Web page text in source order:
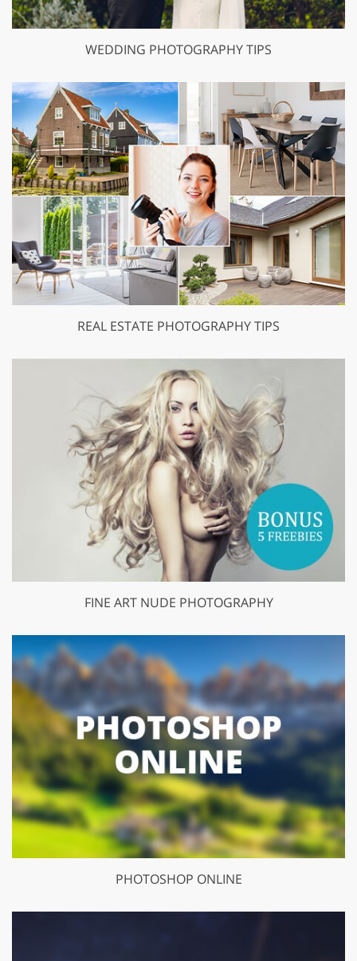
WEDDING PHOTOGRAPHY TIPS
REAL ESTATE PHOTOGRAPHY TIPS
FINE ART NUDE PHOTOGRAPHY
PHOTOSHOP ONLINE